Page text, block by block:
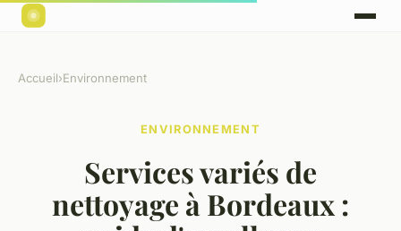
Accueil›Environnement
ENVIRONNEMENT
Services variés de
nettoyage à Bordeaux :